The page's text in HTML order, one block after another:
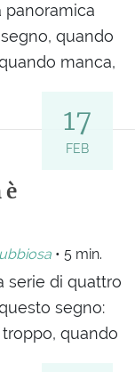
panoramica
quando
manca,
17
FEB
è
• 5 min.
serie di quattro
segno:
quando